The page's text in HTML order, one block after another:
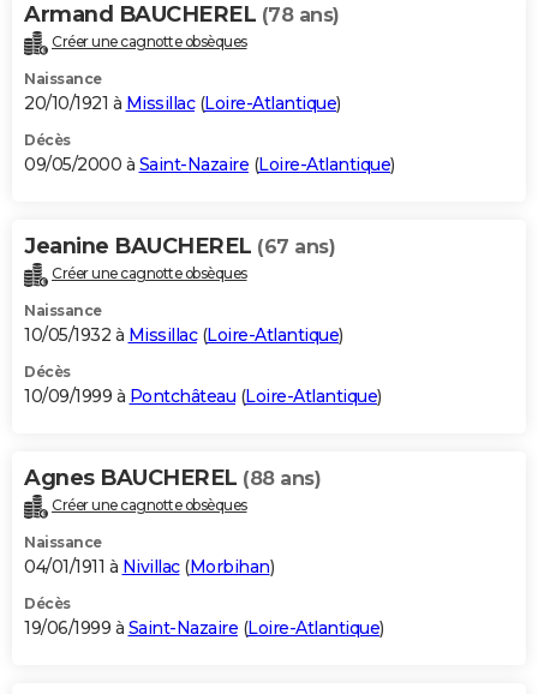
Armand BAUCHEREL (78 ans)
Créer une cagnotte obsèques
Naissance
20/10/1921 à Missillac(Loire-Atlantique)
Décès
09/05/2000 à Saint-Nazaire (Loire-Atlantique)
Jeanine BAUCHEREL (67 ans)
Créer une cagnotte obsèques
Naissance
10/05/1932 à Missillac(Loire-Atlantique)
Décès
10/09/1999 à Pontchâteau (Loire-Atlantique)
Agnes BAUCHEREL (88 ans)
Créer une cagnotte obsèques
Naissance
04/01/1911 à Nivillac(Morbihan)
Décès
19/06/1999 à Saint-Nazaire (Loire-Atlantique)